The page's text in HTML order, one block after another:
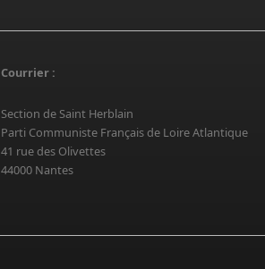
Courrier :
Section de Saint Herblain
Parti Communiste Français de Loire Atlantique
41 rue des Olivettes
44000 Nantes